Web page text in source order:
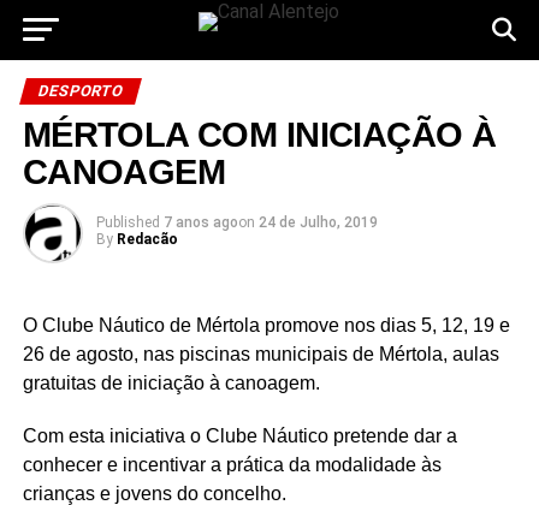
DESPORTO
MÉRTOLA COM INICIAÇÃO À
CANOAGEM
Published 7 anos agoon 24 de Julho, 2019
By Redacão
O Clube Náutico de Mértola promove nos dias 5, 12, 19 e
26 de agosto, nas piscinas municipais de Mértola, aulas
gratuitas de iniciação à canoagem.
Com esta iniciativa o Clube Náutico pretende dar a
conhecer e incentivar a prática da modalidade às
crianças e jovens do concelho.